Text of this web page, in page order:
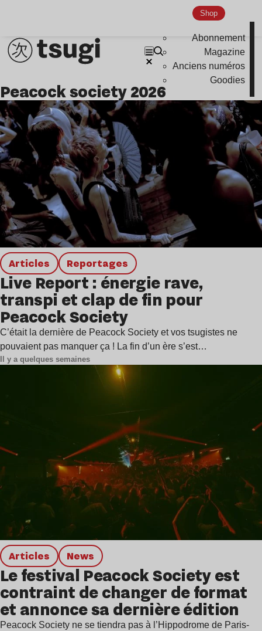
Shop
Abonnement
Magazine
Anciens numéros
Goodies
peacock society 2026
Articles Reportages
Live Report : énergie rave,
transpi et clap de fin pour
Peacock Society
C’était la dernière de Peacock Society et vos tsugistes ne
pouvaient pas manquer ça ! La fin d’un ère s’est…
Il y a quelques semaines
Articles news
Le festival Peacock Society est
contraint de changer de format
et annonce sa dernière édition
Peacock Society ne se tiendra pas à l’Hippodrome de Paris-